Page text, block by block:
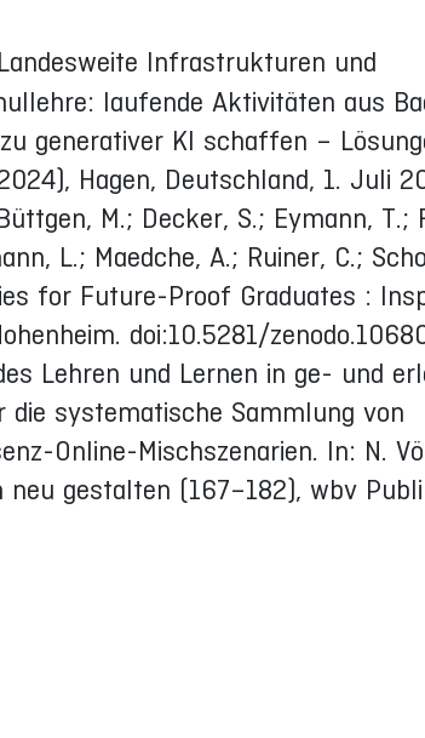
Infrastrukturen und
laufende Aktivitäten aus
generativer KI schaffen –
Hagen, Deutschland, 1. Juli
M.; Decker, S.; Eymann, T.;
L.; Maedche, A.; Ruiner, C.;
for Future-Proof Graduates :
doi:10.5281/
Lehren und Lernen in ge- und
die systematische Sammlung von
Online-Mischszenarien. In: N.
gestalten (167–182), wbv